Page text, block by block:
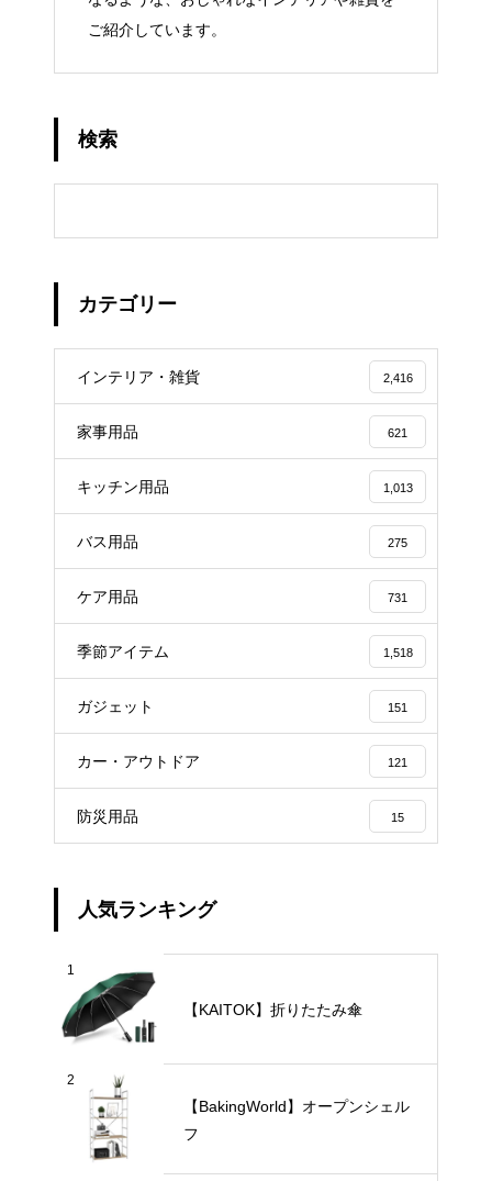
ご紹介しています。
検索
カテゴリー
インテリア・雑貨 2,416
家事用品 621
キッチン用品 1,013
バス用品 275
ケア用品 731
季節アイテム 1,518
ガジェット 151
カー・アウトドア 121
防災用品 15
人気ランキング
1
【KAITOK】折りたたみ傘
2
【BakingWorld】オープンシェル
フ